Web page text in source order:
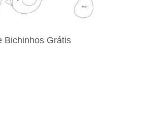
Bichinhos Grátis